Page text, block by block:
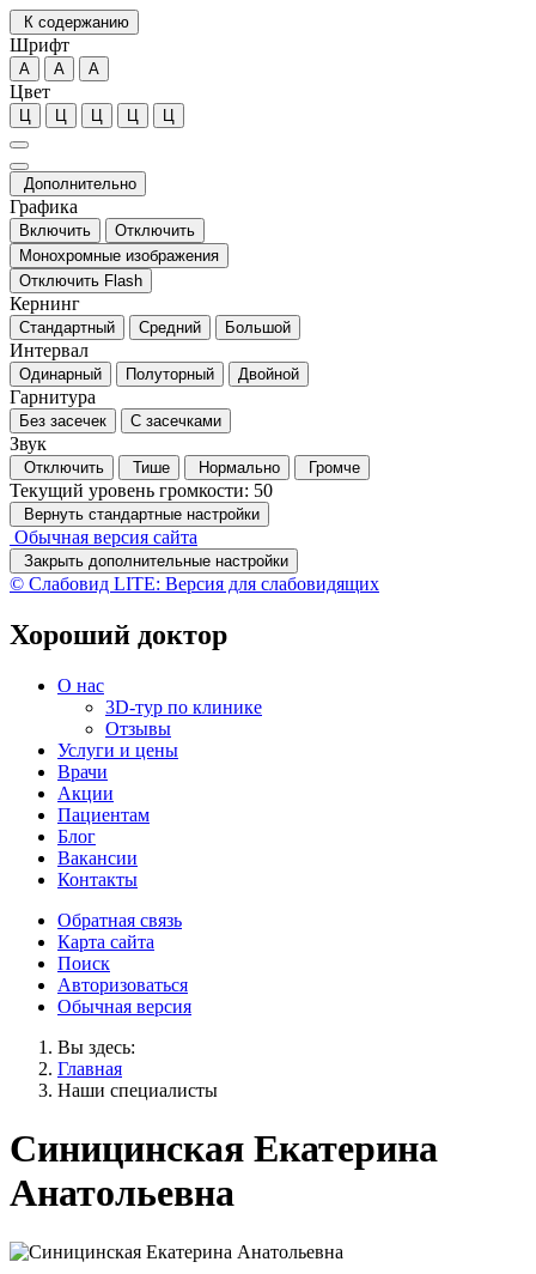
К содержанию
Шрифт
А А А
Цвет
Ц Ц Ц Ц Ц
Дополнительно
Графика
Включить
Отключить
Монохромные изображения
Отключить Flash
Кернинг
Стандартный Средний Большой
Интервал
Одинарный Полуторный Двойной
Гарнитура
Без засечек С засечками
Звук
Отключить Тише Нормально Громче
Текущий уровень громкости: 50
Вернуть стандартные настройки
Обычная версия сайта
Закрыть дополнительные настройки
© Слабовид LITE: Версия для слабовидящих
Хороший доктор
О нас
3D-тур по клинике
Отзывы
Услуги и цены
Врачи
Акции
Пациентам
Блог
Вакансии
Контакты
Обратная связь
Карта сайта
Поиск
Авторизоваться
Обычная версия
Вы здесь:
Главная
Наши специалисты
Синицинская Екатерина
Анатольевна